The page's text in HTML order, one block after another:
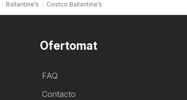
Ballantine’s Costco Ballantine’s
Ofertomat
FAQ
Contacto